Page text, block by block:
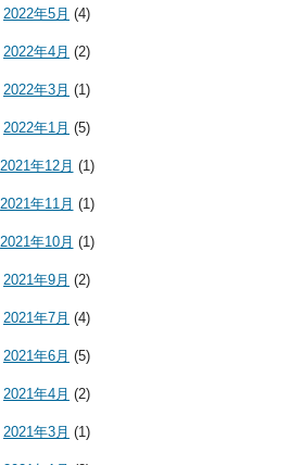
2022年5月 (4)
2022年4月 (2)
2022年3月 (1)
2022年1月 (5)
2021年12月 (1)
2021年11月 (1)
2021年10月 (1)
2021年9月 (2)
2021年7月 (4)
2021年6月 (5)
2021年4月 (2)
2021年3月 (1)